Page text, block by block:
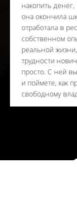
накопить
она окончила
отработала в
собственном
реальной
трудности
просто. С ней
и поймете, как
свободному